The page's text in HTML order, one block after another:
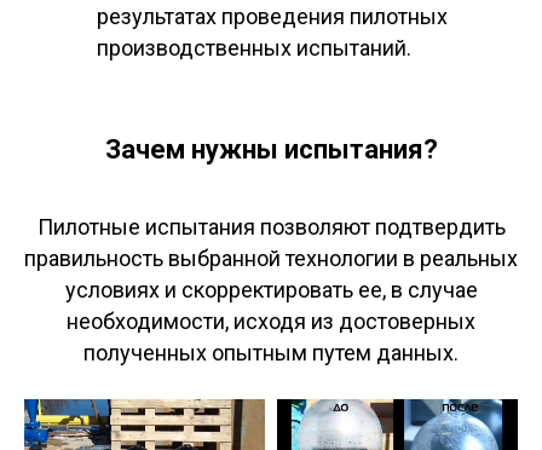
результатах проведения пилотных
производственных испытаний.
Зачем нужны испытания?
Пилотные испытания позволяют подтвердить
правильность выбранной технологии в реальных
условиях и скорректировать ее, в случае
необходимости, исходя из достоверных
полученных опытным путем данных.